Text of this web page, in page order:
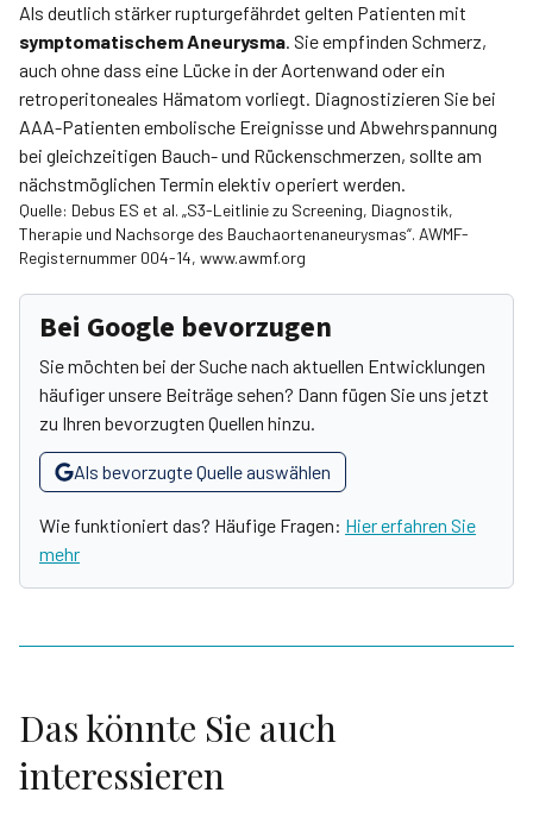
Als deutlich stärker rupturgefährdet gelten Patienten mit
symptomatischem Aneurysma. Sie empfinden Schmerz,
auch ohne dass eine Lücke in der Aortenwand oder ein
retroperitoneales Hämatom vorliegt. Diagnostizieren Sie bei
AAA-Patienten embolische Ereignisse und Abwehrspannung
bei gleichzeitigen Bauch- und Rückenschmerzen, sollte am
nächstmöglichen Termin elektiv operiert werden.
Quelle: Debus ES et al. „S3-Leitlinie zu Screening, Diagnostik,
Therapie und Nachsorge des Bauchaortenaneurysmas“. AWMF-
Registernummer 004-14, www.awmf.org
Bei Google bevorzugen
Sie möchten bei der Suche nach aktuellen Entwicklungen
häufiger unsere Beiträge sehen? Dann fügen Sie uns jetzt
zu Ihren bevorzugten Quellen hinzu.
Als bevorzugte Quelle auswählen
Wie funktioniert das? Häufige Fragen: Hier erfahren Sie
mehr
Das könnte Sie auch
interessieren